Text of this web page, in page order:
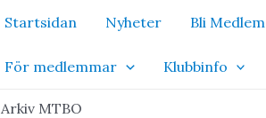
Startsidan Nyheter Bli Medlem
För medlemmar Klubbinfo
Arkiv MTBO